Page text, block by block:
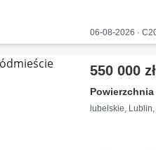
06-08-2026 ·
550 000 zł
lubelskie,